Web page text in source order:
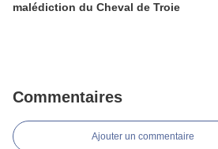
malédiction du Cheval de Troie
Commentaires
Ajouter un commentaire